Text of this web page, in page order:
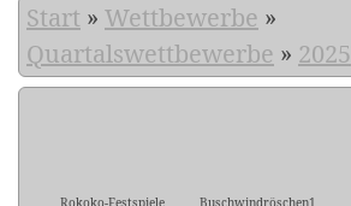
Start » Wettbewerbe »
Quartalswettbewerbe » 2025